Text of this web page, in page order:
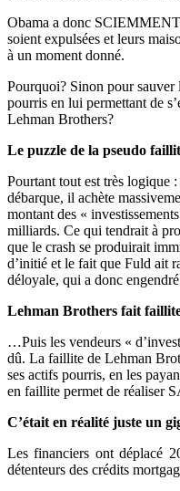
Obama a donc
soient expulsées et leurs
à un moment donné.
Pourquoi? Sinon pour sauver
pourris en lui permettant de
Lehman Brothers?
Le puzzle de la pseudo
Pourtant tout est très logique
débarque, il achète
montant des «
milliards. Ce qui tendrait à
que le crash se produirait
d’initié et le fait que Fuld ait
déloyale, qui a donc
Lehman Brothers fait
…Puis les vendeurs «
dû. La faillite de Lehman
ses actifs pourris, en les
en faillite permet de réaliser
C’était en réalité juste un
Les financiers ont déplacé
détenteurs des crédits